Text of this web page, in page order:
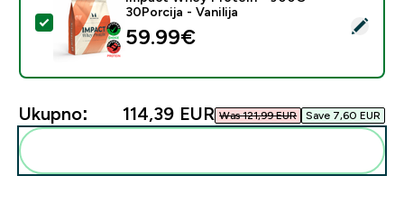
Odaberi ovaj proizvod - Impact Whey Protein - 900G
30Porcija - Vanilija
59.99€‎
Ukupno: 114,39 EUR‎ Was 121,99 EUR‎ Save 7,60 EUR‎